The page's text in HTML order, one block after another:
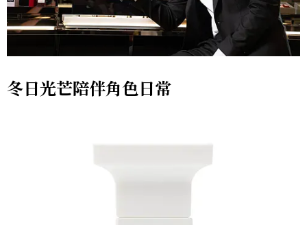
冬日光芒陪伴角色日常